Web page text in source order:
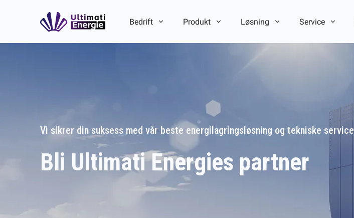
Bedrift Produkt Løsning Service
Vi sikrer din suksess med vår beste energilagringsløsning og tekniske service
Bli Ultimati Energies partner